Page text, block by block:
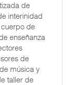
de
interinidad
de
enseñanza
de
música y
taller de